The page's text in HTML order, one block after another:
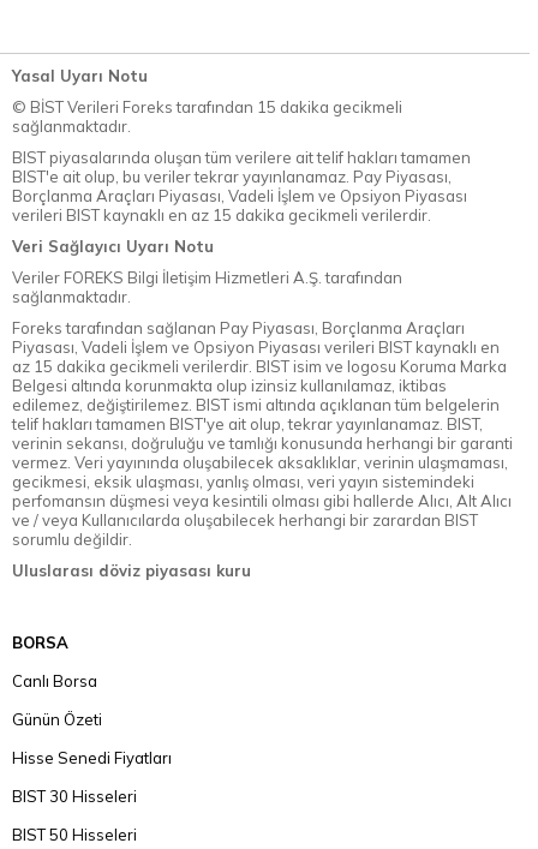
Yasal Uyarı Notu
© BİST Verileri Foreks tarafından 15 dakika gecikmeli
sağlanmaktadır.
BIST piyasalarında oluşan tüm verilere ait telif hakları tamamen
BIST'e ait olup, bu veriler tekrar yayınlanamaz. Pay Piyasası,
Borçlanma Araçları Piyasası, Vadeli İşlem ve Opsiyon Piyasası
verileri BIST kaynaklı en az 15 dakika gecikmeli verilerdir.
Veri Sağlayıcı Uyarı Notu
Veriler FOREKS Bilgi İletişim Hizmetleri A.Ş. tarafından
sağlanmaktadır.
Foreks tarafından sağlanan Pay Piyasası, Borçlanma Araçları
Piyasası, Vadeli İşlem ve Opsiyon Piyasası verileri BIST kaynaklı en
az 15 dakika gecikmeli verilerdir. BIST isim ve logosu Koruma Marka
Belgesi altında korunmakta olup izinsiz kullanılamaz, iktibas
edilemez, değiştirilemez. BIST ismi altında açıklanan tüm belgelerin
telif hakları tamamen BIST'ye ait olup, tekrar yayınlanamaz. BIST,
verinin sekansı, doğruluğu ve tamlığı konusunda herhangi bir garanti
vermez. Veri yayınında oluşabilecek aksaklıklar, verinin ulaşmaması,
gecikmesi, eksik ulaşması, yanlış olması, veri yayın sistemindeki
perfomansın düşmesi veya kesintili olması gibi hallerde Alıcı, Alt Alıcı
ve / veya Kullanıcılarda oluşabilecek herhangi bir zarardan BIST
sorumlu değildir.
Uluslarası döviz piyasası kuru
BORSA
Canlı Borsa
Günün Özeti
Hisse Senedi Fiyatları
BIST 30 Hisseleri
BIST 50 Hisseleri